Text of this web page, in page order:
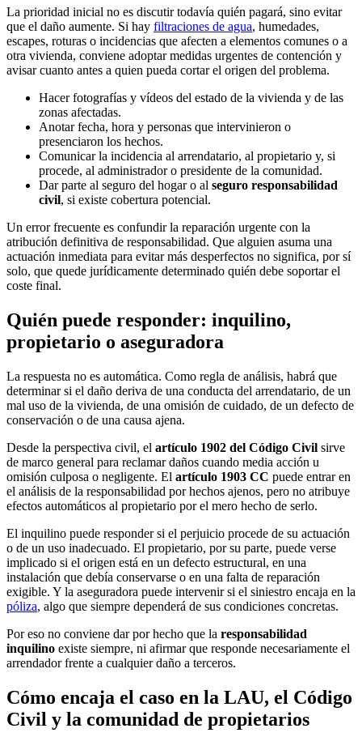
La prioridad inicial no es discutir todavía quién pagará, sino evitar
que el daño aumente. Si hay filtraciones de agua, humedades,
escapes, roturas o incidencias que afecten a elementos comunes o a
otra vivienda, conviene adoptar medidas urgentes de contención y
avisar cuanto antes a quien pueda cortar el origen del problema.
Hacer fotografías y vídeos del estado de la vivienda y de las
zonas afectadas.
Anotar fecha, hora y personas que intervinieron o
presenciaron los hechos.
Comunicar la incidencia al arrendatario, al propietario y, si
procede, al administrador o presidente de la comunidad.
Dar parte al seguro del hogar o al seguro responsabilidad
civil, si existe cobertura potencial.
Un error frecuente es confundir la reparación urgente con la
atribución definitiva de responsabilidad. Que alguien asuma una
actuación inmediata para evitar más desperfectos no significa, por sí
solo, que quede jurídicamente determinado quién debe soportar el
coste final.
Quién puede responder: inquilino,
propietario o aseguradora
La respuesta no es automática. Como regla de análisis, habrá que
determinar si el daño deriva de una conducta del arrendatario, de un
mal uso de la vivienda, de una omisión de cuidado, de un defecto de
conservación o de una causa ajena.
Desde la perspectiva civil, el artículo 1902 del Código Civil sirve
de marco general para reclamar daños cuando media acción u
omisión culposa o negligente. El artículo 1903 CC puede entrar en
el análisis de la responsabilidad por hechos ajenos, pero no atribuye
efectos automáticos al propietario por el mero hecho de serlo.
El inquilino puede responder si el perjuicio procede de su actuación
o de un uso inadecuado. El propietario, por su parte, puede verse
implicado si el origen está en un defecto estructural, en una
instalación que debía conservarse o en una falta de reparación
exigible. Y la aseguradora puede intervenir si el siniestro encaja en la
póliza, algo que siempre dependerá de sus condiciones concretas.
Por eso no conviene dar por hecho que la responsabilidad
inquilino existe siempre, ni afirmar que responde necesariamente el
arrendador frente a cualquier daño a terceros.
Cómo encaja el caso en la LAU, el Código
Civil y la comunidad de propietarios